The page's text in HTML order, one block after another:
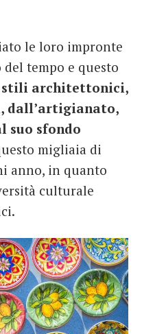
le loro impronte
del tempo e questo
stili architettonici,
dall’artigianato,
suo sfondo
migliaia di
anno, in quanto
culturale